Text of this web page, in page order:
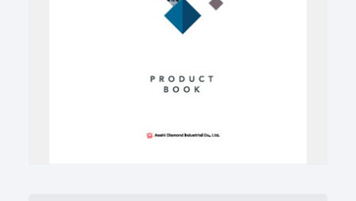
サステナビリティブックレット